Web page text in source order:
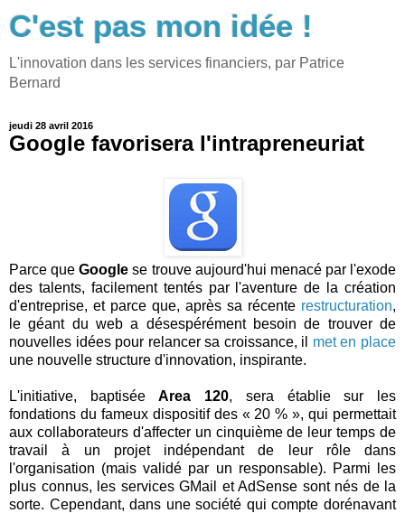
C'est pas mon idée !
L'innovation dans les services financiers, par Patrice
Bernard
jeudi 28 avril 2016
Google favorisera l'intrapreneuriat
Parce queGoogle se trouve aujourd'hui menacé par l'exode
des talents, facilement tentés par l'aventure de la création
d'entreprise, et parce que, après sa récente restructuration,
le géant du web a désespérément besoin de trouver de
nouvelles idées pour relancer sa croissance, il met en place
une nouvelle structure d'innovation, inspirante.
L'initiative, baptiséeArea 120, sera établie sur les
fondations du fameux dispositif des « 20 % », qui permettait
aux collaborateurs d'affecter un cinquième de leur temps de
travail à un projet indépendant de leur rôle dans
l'organisation (mais validé par un responsable). Parmi les
plus connus, les services GMail et AdSense sont nés de la
sorte. Cependant, dans une société qui compte dorénavant